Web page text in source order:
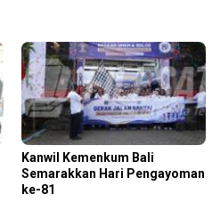
Kanwil Kemenkum Bali
Semarakkan Hari Pengayoman
ke-81